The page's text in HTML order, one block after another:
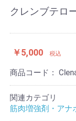
クレンブテロ
￥5,000 税込
商品コード：
関連カテゴリ
筋肉増強剤・アナ